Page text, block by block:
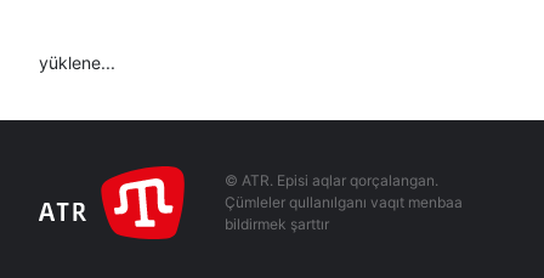
yüklene...
© ATR. Episi aqlar qorçalangan.
Çümleler qullanılganı vaqıt menbaa
bildirmek şarttır